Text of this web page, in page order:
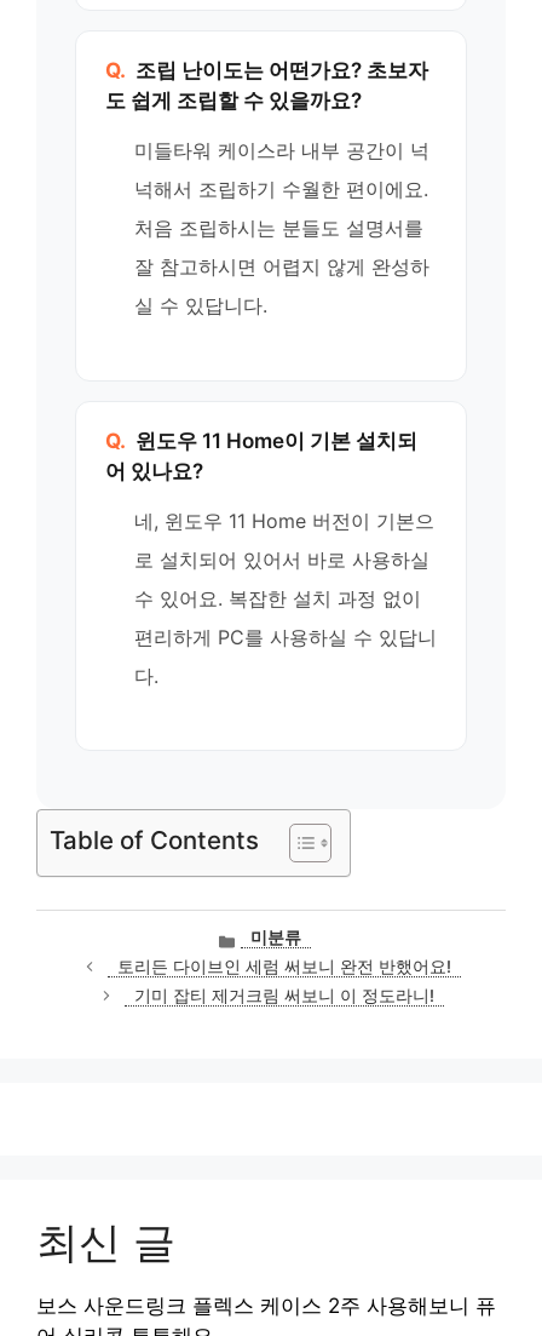
Q. 조립 난이도는 어떤가요? 초보자
도 쉽게 조립할 수 있을까요?
미들타워 케이스라 내부 공간이 넉
넉해서 조립하기 수월한 편이에요.
처음 조립하시는 분들도 설명서를
잘 참고하시면 어렵지 않게 완성하
실 수 있답니다.
Q. 윈도우 11 Home이 기본 설치되
어 있나요?
네, 윈도우 11 Home 버전이 기본으
로 설치되어 있어서 바로 사용하실
수 있어요. 복잡한 설치 과정 없이
편리하게 PC를 사용하실 수 있답니
다.
Table of Contents
카
테
고
리
미분류
토리든 다이브인 세럼 써보니 완전 반했어요!
기미 잡티 제거크림 써보니 이 정도라니!
최신 글
보스 사운드링크 플렉스 케이스 2주 사용해보니 퓨